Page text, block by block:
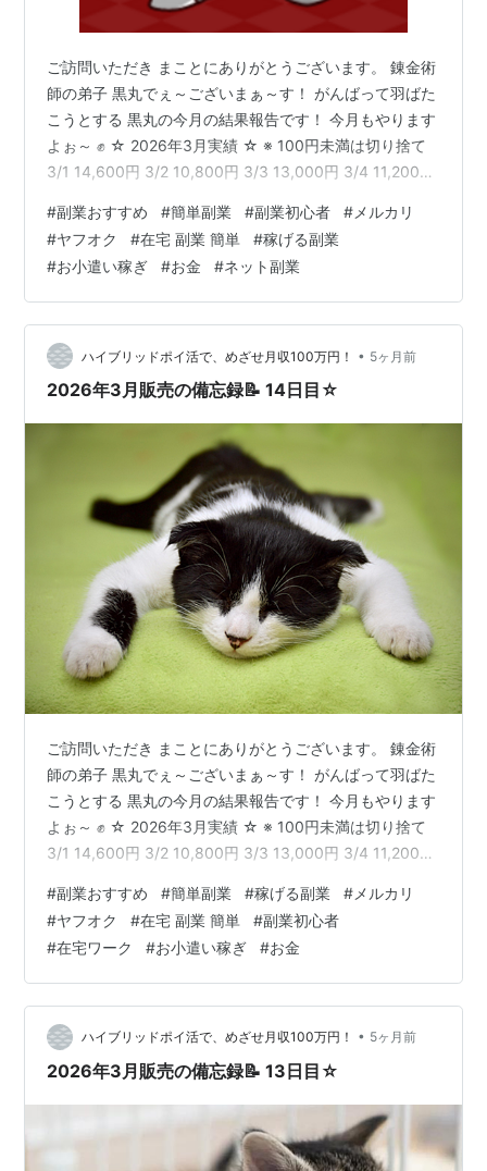
ご訪問いただき まことにありがとうございます。 錬金術
師の弟子 黒丸でぇ～ございまぁ～す！ がんばって羽ばた
こうとする 黒丸の今月の結果報告です！ 今月もやります
よぉ～ ✊ ☆ 2026年3月実績 ☆ ※ 100円未満は切り捨て
3/1 14,600円 3/2 10,800円 3/3 13,000円 3/4 11,200円
3/9 13,200円 3/10 11,500円 3/11 7,600円 3/12 11,700
円 3/13 8,300円 3/14 14,500円 3/15 13,700円 3月…
#副業おすすめ #簡単副業 #副業初心者 # メルカリ
#ヤフオク #在宅 副業 簡単 #稼げる副業
#お小遣い稼ぎ #お金 #ネット副業
ハイブリッドポイ活で、めざせ月収100万円！ • 5ヶ月前
2026年3月販売の備忘録📝 14日目☆
ご訪問いただき まことにありがとうございます。 錬金術
師の弟子 黒丸でぇ～ございまぁ～す！ がんばって羽ばた
こうとする 黒丸の今月の結果報告です！ 今月もやります
よぉ～ ✊ ☆ 2026年3月実績 ☆ ※ 100円未満は切り捨て
3/1 14,600円 3/2 10,800円 3/3 13,000円 3/4 11,200円
3/9 13,200円 3/10 11,500円 3/11 7,600円 3/12 11,700
円 3/13 8,300円 3/14 14,500円 3月利益合計 174,700
円…
#副業おすすめ #簡単副業 #稼げる副業 # メルカリ
#ヤフオク #在宅 副業 簡単 #副業初心者
#在宅ワーク #お小遣い稼ぎ #お金
ハイブリッドポイ活で、めざせ月収100万円！ • 5ヶ月前
2026年3月販売の備忘録📝 13日目☆